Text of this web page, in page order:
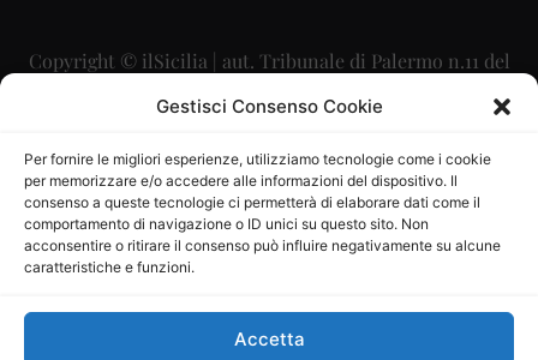
Gestisci Consenso Cookie
Per fornire le migliori esperienze, utilizziamo tecnologie come i cookie
per memorizzare e/o accedere alle informazioni del dispositivo. Il
consenso a queste tecnologie ci permetterà di elaborare dati come il
comportamento di navigazione o ID unici su questo sito. Non
acconsentire o ritirare il consenso può influire negativamente su alcune
caratteristiche e funzioni.
Accetta
Copyright © ilSicilia | aut. Tribunale di Palermo n.11 del
29/09/2015
Direttore Editoriale: Maurizio Scaglione
Direttore Responsabile: Maria Calabrese
P.IVA: 06334930820